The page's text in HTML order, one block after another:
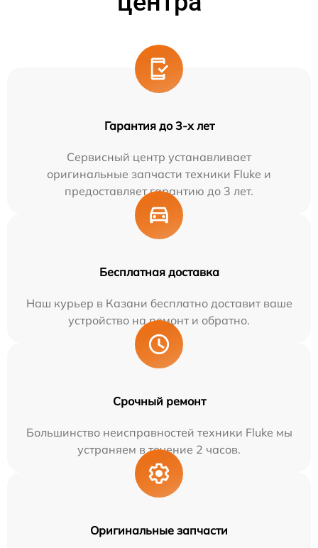
Гарантия до 3-х лет
Сервисный центр устанавливает
оригинальные запчасти техники Fluke и
предоставляет гарантию до 3 лет.
Бесплатная доставка
Наш курьер в Казани бесплатно доставит ваше
устройство на ремонт и обратно.
Срочный ремонт
Большинство неисправностей техники Fluke мы
устраняем в течение 2 часов.
Оригинальные запчасти